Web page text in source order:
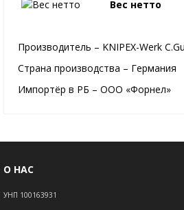
Вес нетто
Производитель – KNIPEX-Werk
Страна производства – Германия
Импортёр в РБ – ООО «Форнел»
О НАС
УНП 100163931